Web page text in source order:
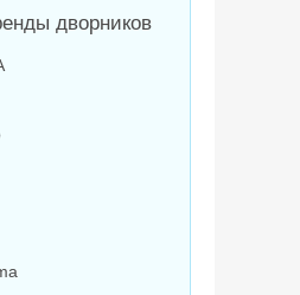
дворников